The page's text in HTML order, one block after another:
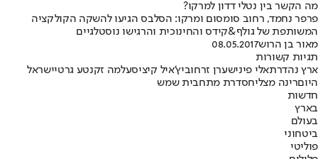
מה הקשר בין נטלי דדון למרקו?
פרפר נחמד, רחוב סומסום ומרקו: הסלבס הגיעו להשקה הקולקציה
המשותפת של גולף&קידס והחינוכית והרגישו נוסטלגיים
מאור בן הרוש08.05.2017
תגיות קשורות
ארץ נהדרתאלי פינישערן זרחוביץ'איל קיציסעלמה זקנטע גרטיישראל
היוםרינה מצליחסדרת מתחבית שמש
חדשות
בארץ
בעולם
ביטחוני
פוליטי